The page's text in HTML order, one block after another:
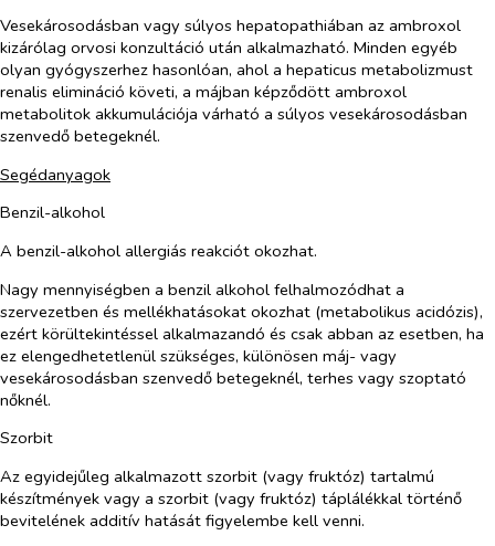
Vesekárosodásban vagy súlyos hepatopathiában az ambroxol
kizárólag orvosi konzultáció után alkalmazható. Minden egyéb
olyan gyógyszerhez hasonlóan, ahol a hepaticus metabolizmust
renalis elimináció követi, a májban képződött ambroxol
metabolitok akkumulációja várható a súlyos vesekárosodásban
szenvedő betegeknél.
Segédanyagok
Benzil-alkohol
A benzil-alkohol allergiás reakciót okozhat.
Nagy mennyiségben a benzil alkohol felhalmozódhat a
szervezetben és mellékhatásokat okozhat (metabolikus acidózis),
ezért körültekintéssel alkalmazandó és csak abban az esetben, ha
ez elengedhetetlenül szükséges, különösen máj- vagy
vesekárosodásban szenvedő betegeknél, terhes vagy szoptató
nőknél.
Szorbit
Az egyidejűleg alkalmazott szorbit (vagy fruktóz) tartalmú
készítmények vagy a szorbit (vagy fruktóz) táplálékkal történő
bevitelének additív hatását figyelembe kell venni.